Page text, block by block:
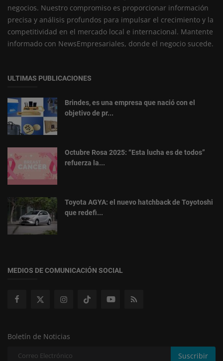
negocios. Nuestro compromiso es proporcionar información
precisa y análisis profundos para impulsar el crecimiento y la
competitividad en el mercado local e internacional. Mantente
informado con NewsEmpresariales, donde el negocio sucede.
ULTIMAS PUBLICACIONES
Brindes, es una empresa que nació con el
objetivo de pr...
Octubre Rosa 2025: “Esta lucha es de todos”
refuerza la...
Toyota AGYA: el nuevo hatchback de Toyotoshi
que redefi...
MEDIOS DE COMUNICACIÓN SOCIAL
Boletín de Noticias
Suscribir